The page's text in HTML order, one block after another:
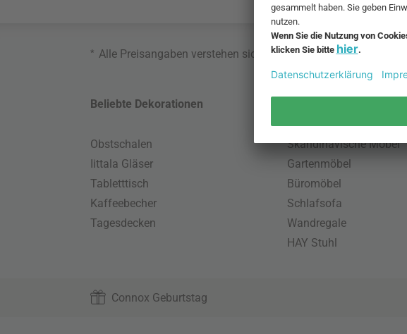
* Alle Preisangaben verstehen sich inklusive MwSt. und zzgl.
Beliebte Dekorationen
Obstschalen
Iittala Gläser
Tabletttisch
Kaffeebecher
Tagesdecken
Skandinavische Möbel
Gartenmöbel
Büromöbel
Schlafsofa
Wandregale
HAY Stuhl
Connox Geburtstag